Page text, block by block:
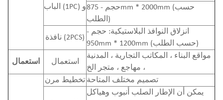
الباب (1PC) وحجم - 875mm * 2000mm (حسب
الطلب)
نافذة (2PCS)
انزلاق النوافذ البلاستيكية: حجم -
950mm * 1200mm (حسب الطلب)
استعمال استعمال
مواقع البناء ، المكاتب التجارية ، المدنية
، مهاجع ، متجر الخ
تخطيط مرن تصميم مختلف المتاحة
يمكن أن الإطار الصلب أنبوب وهياكل